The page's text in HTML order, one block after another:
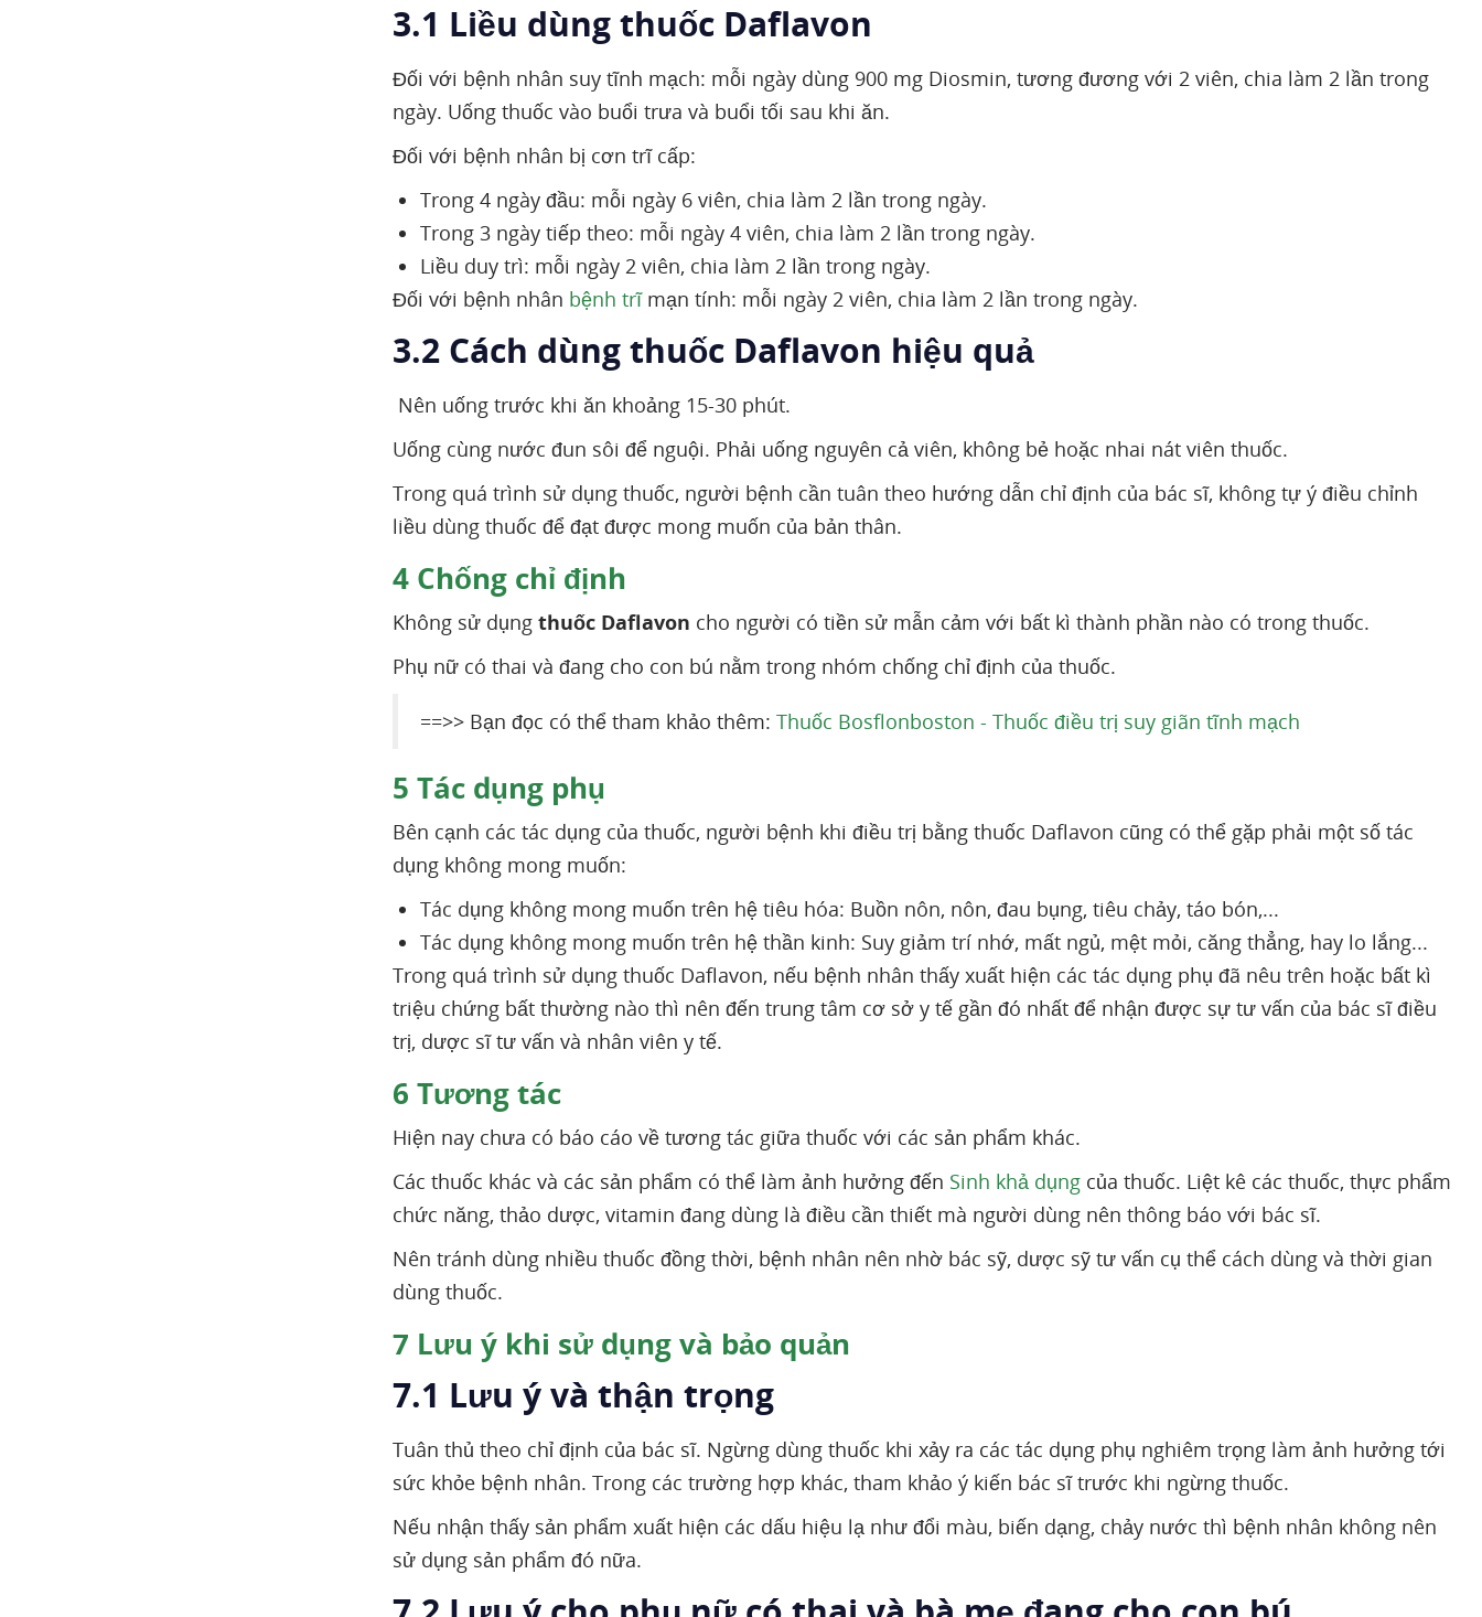
3.1 Liều dùng thuốc Daflavon
Đối với bệnh nhân suy tĩnh mạch: mỗi ngày dùng 900 mg Diosmin, tương đương với 2 viên, chia làm 2 lần trong
ngày. Uống thuốc vào buổi trưa và buổi tối sau khi ăn.
Đối với bệnh nhân bị cơn trĩ cấp:
Trong 4 ngày đầu: mỗi ngày 6 viên, chia làm 2 lần trong ngày.
Trong 3 ngày tiếp theo: mỗi ngày 4 viên, chia làm 2 lần trong ngày.
Liều duy trì: mỗi ngày 2 viên, chia làm 2 lần trong ngày.
Đối với bệnh nhân bệnh trĩmạn tính: mỗi ngày 2 viên, chia làm 2 lần trong ngày.
3.2 Cách dùng thuốc Daflavon hiệu quả
Nên uống trước khi ăn khoảng 15-30 phút.
Uống cùng nước đun sôi để nguội. Phải uống nguyên cả viên, không bẻ hoặc nhai nát viên thuốc.
Trong quá trình sử dụng thuốc, người bệnh cần tuân theo hướng dẫn chỉ định của bác sĩ, không tự ý điều chỉnh
liều dùng thuốc để đạt được mong muốn của bản thân.
4 Chống chỉ định
Không sử dụng thuốc Daflavon cho người có tiền sử mẫn cảm với bất kì thành phần nào có trong thuốc.
Phụ nữ có thai và đang cho con bú nằm trong nhóm chống chỉ định của thuốc.
==>> Bạn đọc có thể tham khảo thêm: Thuốc Bosflonboston - Thuốc điều trị suy giãn tĩnh mạch
5 Tác dụng phụ
Bên cạnh các tác dụng của thuốc, người bệnh khi điều trị bằng thuốc Daflavon cũng có thể gặp phải một số tác
dụng không mong muốn:
Tác dụng không mong muốn trên hệ tiêu hóa: Buồn nôn, nôn, đau bụng, tiêu chảy, táo bón,...
Tác dụng không mong muốn trên hệ thần kinh: Suy giảm trí nhớ, mất ngủ, mệt mỏi, căng thẳng, hay lo lắng...
Trong quá trình sử dụng thuốc Daflavon, nếu bệnh nhân thấy xuất hiện các tác dụng phụ đã nêu trên hoặc bất kì
triệu chứng bất thường nào thì nên đến trung tâm cơ sở y tế gần đó nhất để nhận được sự tư vấn của bác sĩ điều
trị, dược sĩ tư vấn và nhân viên y tế.
6 Tương tác
Hiện nay chưa có báo cáo về tương tác giữa thuốc với các sản phẩm khác.
Các thuốc khác và các sản phẩm có thể làm ảnh hưởng đến Sinh khả dụng của thuốc. Liệt kê các thuốc, thực phẩm
chức năng, thảo dược, vitamin đang dùng là điều cần thiết mà người dùng nên thông báo với bác sĩ.
Nên tránh dùng nhiều thuốc đồng thời, bệnh nhân nên nhờ bác sỹ, dược sỹ tư vấn cụ thể cách dùng và thời gian
dùng thuốc.
7 Lưu ý khi sử dụng và bảo quản
7.1 Lưu ý và thận trọng
Tuân thủ theo chỉ định của bác sĩ. Ngừng dùng thuốc khi xảy ra các tác dụng phụ nghiêm trọng làm ảnh hưởng tới
sức khỏe bệnh nhân. Trong các trường hợp khác, tham khảo ý kiến bác sĩ trước khi ngừng thuốc.
Nếu nhận thấy sản phẩm xuất hiện các dấu hiệu lạ như đổi màu, biến dạng, chảy nước thì bệnh nhân không nên
sử dụng sản phẩm đó nữa.